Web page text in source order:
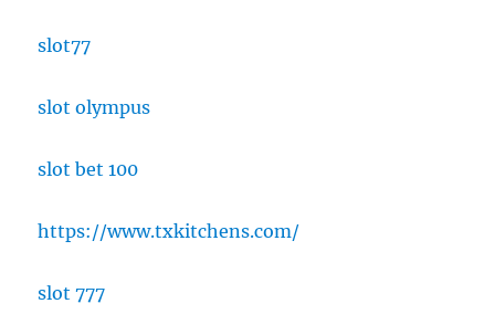
slot77
slot olympus
slot bet 100
https://www.txkitchens.com/
slot 777